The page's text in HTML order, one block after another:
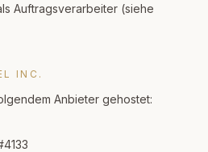
Auftragsverarbeiter (siehe
INC.
Anbieter gehostet: